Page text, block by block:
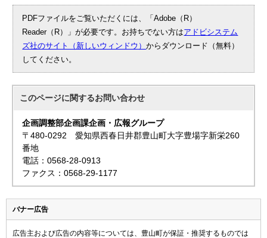
PDFファイルをご覧いただくには、「Adobe（R）
Reader（R）」が必要です。お持ちでない方はアドビシステム
ズ社のサイト（新しいウィンドウ）からダウンロード（無料）
してください。
このページに関するお問い合わせ
企画調整部企画課企画・広報グループ
〒480-0292 愛知県西春日井郡豊山町大字豊場字新栄260
番地
電話：0568-28-0913
ファクス：0568-29-1177
バナー広告
広告主および広告の内容等については、豊山町が保証・推奨するものでは